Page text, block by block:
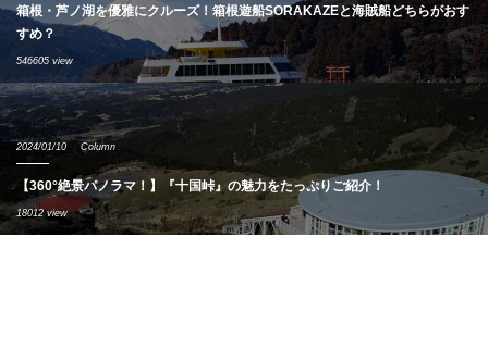
箱根・芦ノ湖を優雅にクルーズ！箱根遊船SORAKAZEと海賊船どちらがおす
すめ？
546605 view
2024/01/10 Column
【360°絶景パノラマ！】『十国峠』の魅力をたっぷりご紹介！
18012 view